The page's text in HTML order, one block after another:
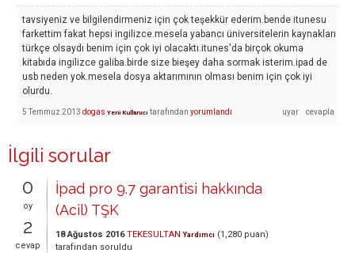
tavsiyeniz ve bilgilendirmeniz için çok teşekkür ederim.bende itunesu
farkettim fakat hepsi ingilizce.mesela yabancı üniversitelerin kaynakları
türkçe olsaydı benim için çok iyi olacaktı.itunes'da birçok okuma
kitabıda ingilizce galiba.birde size bieşey daha sormak isterim.ipad de
usb neden yok.mesela dosya aktarımının olması benim için çok iyi
olurdu.
5 Temmuz 2013 dogas Yeni Kullanıcı tarafından yorumlandı
İlgili sorular
0
oy
2
cevap
İpad pro 9.7 garantisi hakkında
(Acil) TŞK
18 Ağustos 2016 TEKESULTAN Yardımcı (1,280 puan)
tarafından soruldu